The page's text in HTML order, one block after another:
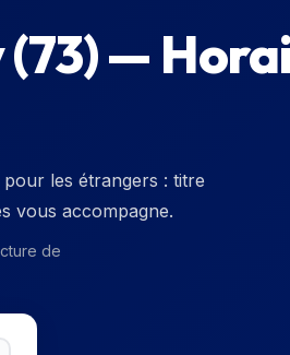
(73) —
les étrangers : titre
vous accompagne.
de